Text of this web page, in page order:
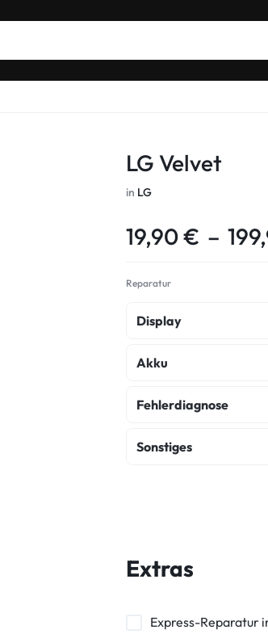
LG Velvet
in LG
19,90€ –
Reparatur
Display
Display Reparatur
Akku
Akku Austausch
Fehlerdiagnose
Fehlerdiagnose
Sonstiges
Vibration Reparatur
Extras
Express-Reparatur